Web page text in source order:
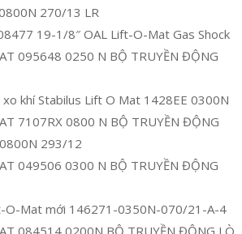
270/13 LR
19-1/8″ OAL Lift-O-Mat Gas Shock
095648 0250 N BỘ TRUYỀN ĐỘNG
khí Stabilus Lift O Mat 1428EE 0300N
7107RX 0800 N BỘ TRUYỀN ĐỘNG
293/12
049506 0300 N BỘ TRUYỀN ĐỘNG
O-Mat mới 146271-0350N-070/21-A-4